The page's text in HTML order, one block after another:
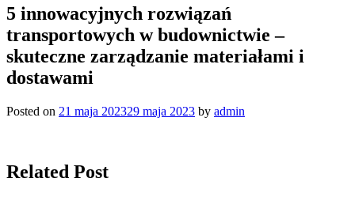
5 innowacyjnych rozwiązań
transportowych w budownictwie –
skuteczne zarządzanie materiałami i
dostawami
Posted on 21 maja 202329 maja 2023 by admin
Related Post